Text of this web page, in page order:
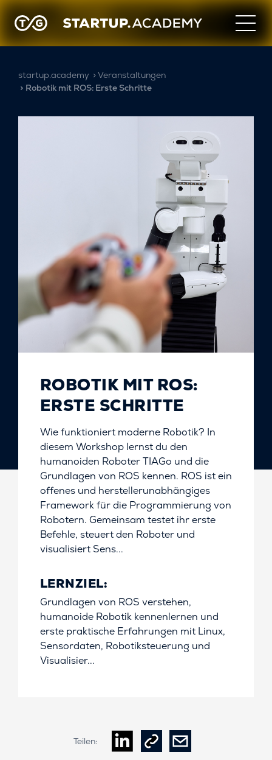
startup.academy
Veranstaltungen
Robotik mit ROS: Erste Schritte
ROBOTIK MIT ROS:
ERSTE SCHRITTE
Wie funktioniert moderne Robotik? In
diesem Workshop lernst du den
humanoiden Roboter TIAGo und die
Grundlagen von ROS kennen. ROS ist ein
offenes und herstellerunabhängiges
Framework für die Programmierung von
Robotern. Gemeinsam testet ihr erste
Befehle, steuert den Roboter und
visualisiert Sens...
LERNZIEL:
Grundlagen von ROS verstehen,
humanoide Robotik kennenlernen und
erste praktische Erfahrungen mit Linux,
Sensordaten, Robotiksteuerung und
Visualisier...
Teilen: